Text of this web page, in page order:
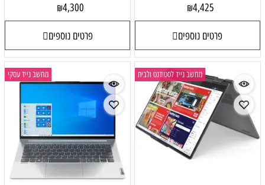
₪4,425
פרטים נוספים
₪4,300
פרטים נוספים
מחשב נייד לסטודנט ולבית מחשב נייד עסקי